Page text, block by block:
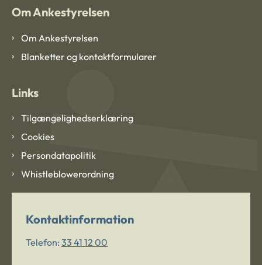
Om Ankestyrelsen
Om Ankestyrelsen
Blanketter og kontaktformularer
Links
Tilgængelighedserklæring
Cookies
Persondatapolitik
Whistleblowerordning
Kontaktinformation
Telefon: 33 41 12 00